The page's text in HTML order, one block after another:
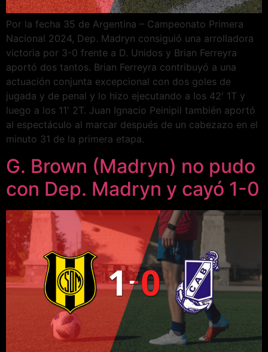
Por la fecha 35 de Argentina – Campeonato Primera
Nacional 2024, Dep. Madryn consiguió una arrolladora
victoria por 3-0 frente a D. Unidos y Brian Ferreyra
aportó dos tantos. Brian Ferreyra contribuyó a una
actuación conjunta excepcional con dos goles de
jugada y de penal y lo hizo ejecutando a los 42′ 1T y
luego a los 11′ 2T. Juan Ignacio Peinipil también aportó
al espectáculo al marcar después de un cabezazo en el
minuto 31 de la primera etapa.
G. Brown (Madryn) no pudo
con Dep. Madryn y cayó 1-0